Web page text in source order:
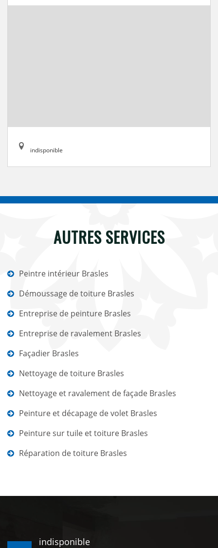
indisponible
AUTRES SERVICES
Peintre intérieur Brasles
Démoussage de toiture Brasles
Entreprise de peinture Brasles
Entreprise de ravalement Brasles
Façadier Brasles
Nettoyage de toiture Brasles
Nettoyage et ravalement de façade Brasles
Peinture et décapage de volet Brasles
Peinture sur tuile et toiture Brasles
Réparation de toiture Brasles
indisponible